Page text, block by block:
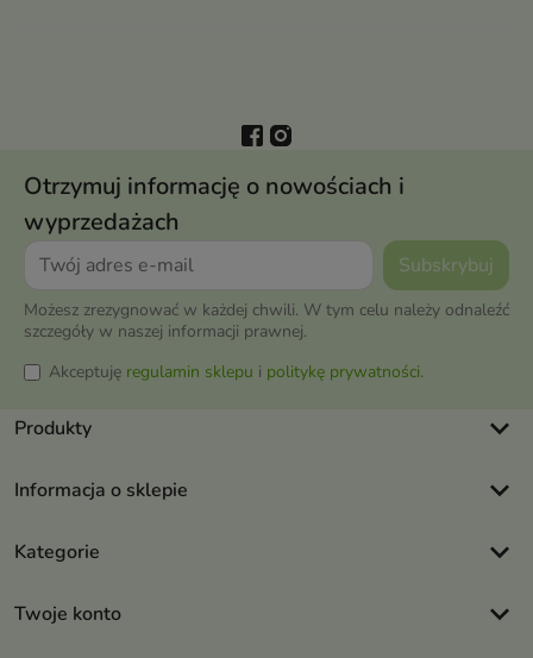
Otrzymuj informację o nowościach i
wyprzedażach
Możesz zrezygnować w każdej chwili. W tym celu należy odnaleźć
szczegóły w naszej informacji prawnej.
Akceptuję regulamin sklepu i politykę prywatności.
Produkty keyboard_arrow_down
Informacja o sklepie keyboard_arrow_down
Kategorie keyboard_arrow_down
Twoje konto
keyboard_arrow_down